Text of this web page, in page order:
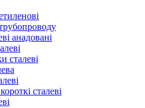
анадовані
сталеві
сталеві